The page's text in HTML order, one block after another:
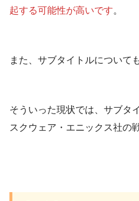
起する可能性が高いです。
また、サブタイトルについて
そういった現状では、サブタ
スクウェア・エニックス社の